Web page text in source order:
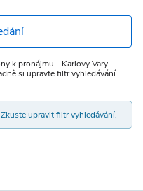
k pronájmu - Karlovy Vary.
si upravte filtr vyhledávání.
upravit filtr vyhledávání.